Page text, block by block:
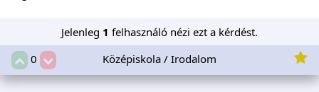
Jelenleg 1 felhasználó nézi ezt a kérdést.
0
Középiskola / Irodalom